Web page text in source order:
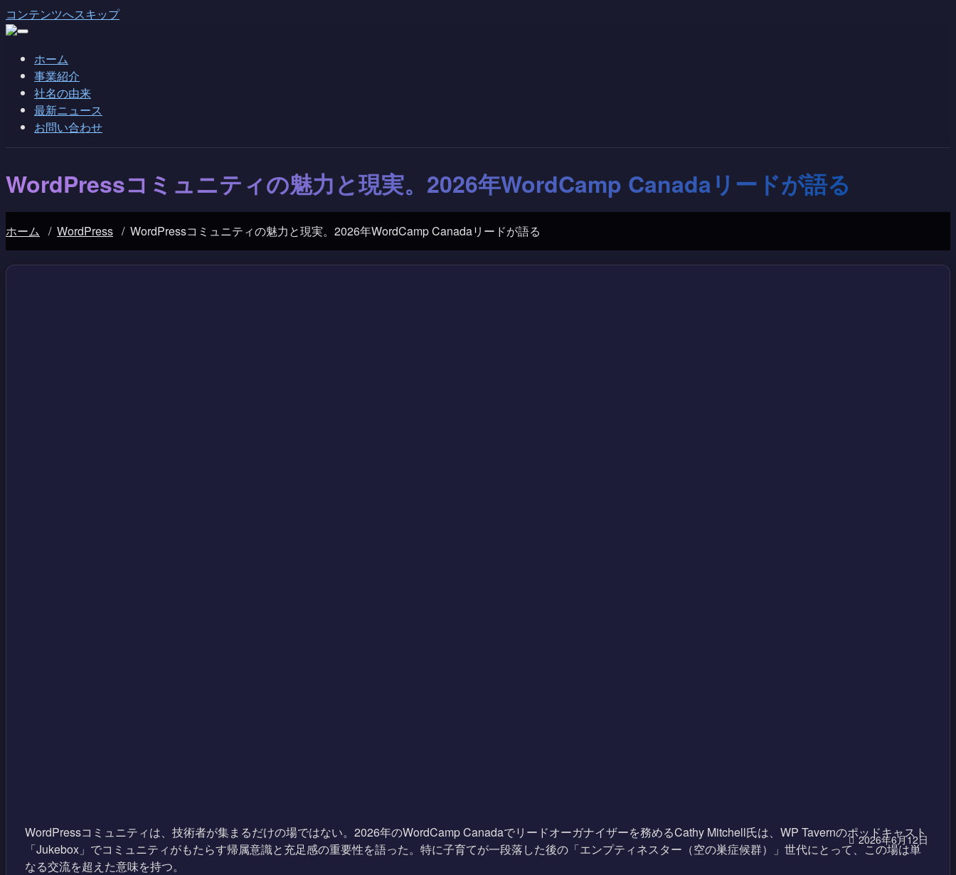
コンテンツへスキップ
ホーム
事業紹介
社名の由来
最新ニュース
お問い合わせ
WordPressコミュニティの魅力と現実。2026年WordCamp Canadaリードが語る
ホーム / WordPress / WordPressコミュニティの魅力と現実。2026年WordCamp Canadaリードが語る
2026年6月12日
WordPressコミュニティは、技術者が集まるだけの場ではない。2026年のWordCamp Canadaでリードオーガナイザーを務めるCathy Mitchell氏は、WP Tavernのポッドキャスト
「Jukebox」でコミュニティがもたらす帰属意識と充足感の重要性を語った。特に子育てが一段落した後の「エンプティネスター（空の巣症候群）」世代にとって、この場は単
なる交流を超えた意味を持つ。